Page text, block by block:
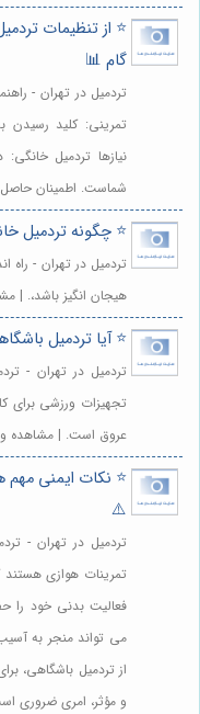
⭐️ از تنظیمات
گام 📊
تردمیل در تهران -
تمرینی: کلید رسیدن
نیازها تردمیل
شماست. اطمینان
⭐️ چگونه تردمیل
تردمیل در تهران - راه
هیجان انگیز باشد،. |
⭐️ آیا تردمیل
تردمیل در تهران -
تجهیزات ورزشی برای
عروق است. | مشاهده
⭐️ نکات ایمنی مهم
⚠️
تردمیل در تهران -
تمرینات هوازی هستند
فعالیت بدنی خود را
می تواند منجر به
از تردمیل باشگاهی،
و مؤثر، امری ضروری